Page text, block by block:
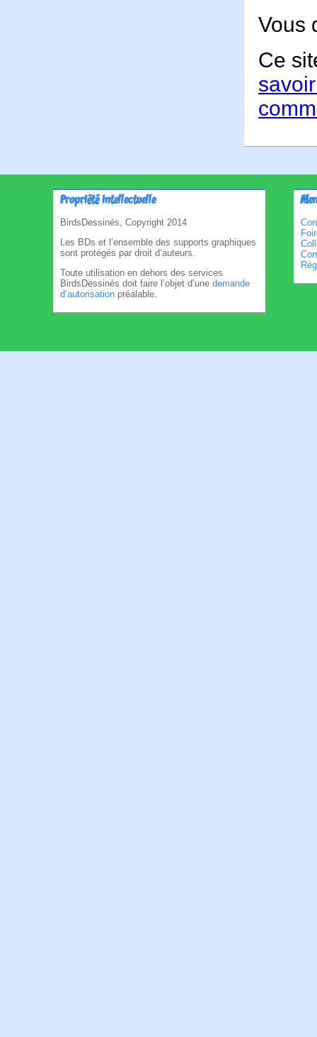
Vous
Ce
Propriété intellectuelle
BirdsDessinés, Copyright 2014
Les BDs et l’ensemble des supports graphiques
sont protégés par droit d’auteurs.
Toute utilisation en dehors des services
BirdsDessinés doit faire l’objet d’une demande
d’autorisation préalable.